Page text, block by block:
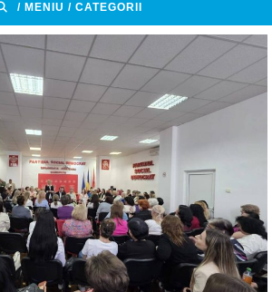
/ MENIU / CATEGORII